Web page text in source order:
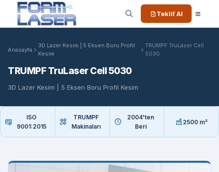
Teklif Al
Anasayfa
3D Lazer Kesim | 5 Eksen Boru Profil
Kesim
TRUMPF TruLaser Cell
5030
TRUMPF TruLaser Cell 5030
3D Lazer Kesim | 5 Eksen Boru Profil Kesim
ISO
9001:2015
TRUMPF
Makinaları
2004'ten
Beri
2500 m²